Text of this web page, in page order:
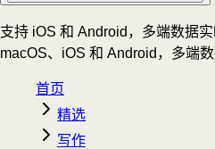
支持 iOS 和 Android，多端数据
macOS、iOS 和 Android，多端
首页
精选
写作